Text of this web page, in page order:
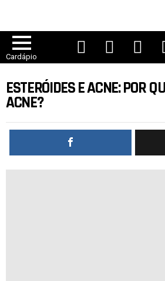
Cardápio
ESTERÓIDES E ACNE: POR
ACNE?